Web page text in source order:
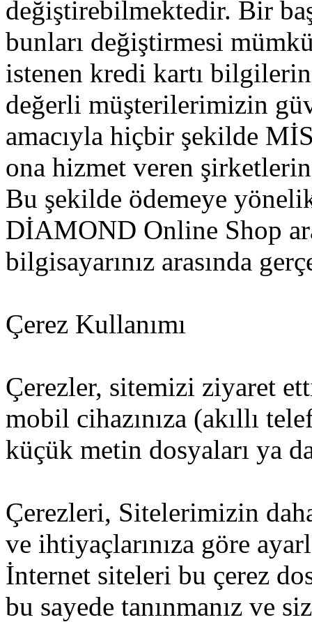
değiştirebilmektedir. Bir
bunları değiştirmesi
istenen kredi kartı
değerli müşterilerimizin
amacıyla hiçbir şekilde
ona hizmet veren
Bu şekilde ödemeye
DİAMOND Online Shop
bilgisayarınız arasında
Çerez Kullanımı
Çerezler, sitemizi ziyaret
mobil cihazınıza (akıllı
küçük metin dosyaları ya
Çerezleri, Sitelerimizin
ve ihtiyaçlarınıza göre
İnternet siteleri bu çerez
bu sayede tanınmanız ve